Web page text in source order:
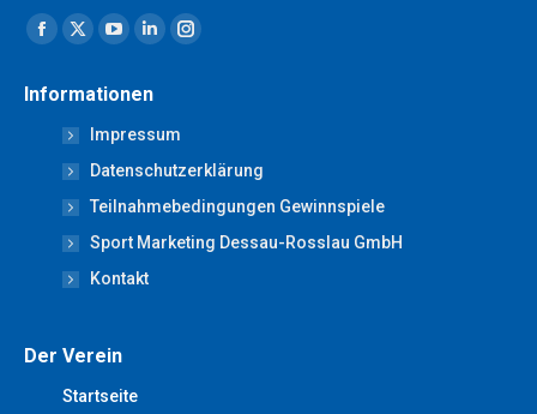
Finden Sie uns auf:
Facebook
opens
new
window
X
opens
in
new
window
YouTube
opens
in
new
window
Linkedin
opens
in
new
window
Instagram
new
window
Informationen
Impressum
Datenschutzerklärung
Teilnahmebedingungen Gewinnspiele
Sport Marketing Dessau-Rosslau GmbH
Kontakt
Der Verein
Startseite